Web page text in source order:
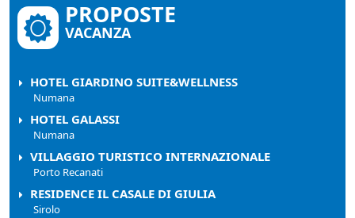
PROPOSTE
VACANZA
HOTEL GIARDINO SUITE&WELLNESS
Numana
HOTEL GALASSI
Numana
VILLAGGIO TURISTICO INTERNAZIONALE
Porto Recanati
RESIDENCE IL CASALE DI GIULIA
Sirolo